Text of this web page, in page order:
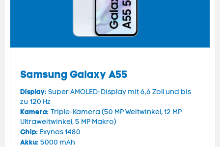
Samsung Galaxy A55
Display: Super AMOLED-Display mit 6,6 Zoll und bis
zu 120 Hz
Kamera: Triple-Kamera (50 MP Weitwinkel, 12 MP
Ultraweitwinkel, 5 MP Makro)
Chip: Exynos 1480
Akku: 5000 mAh